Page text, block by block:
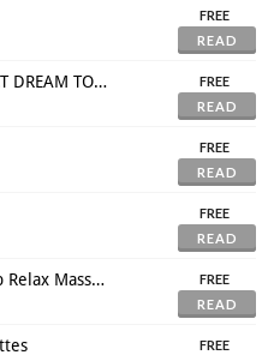
FREE
READ
After The War of Nctzen NCT DREAM TOUR "THE DREAM SHOW" - in BANGKOK
FREE
READ
FREE
READ
FREE
READ
นวดแผนไทย 1st time @ Nap Relax Massage
FREE
READ
FREE